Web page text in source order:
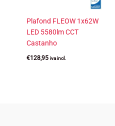
Plafond FLEOW 1x62W
LED 5580lm CCT
Castanho
€128,95 iva incl.